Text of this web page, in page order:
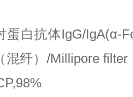
蛋白抗体IgG/IgA(α-
混纤）/Millipore